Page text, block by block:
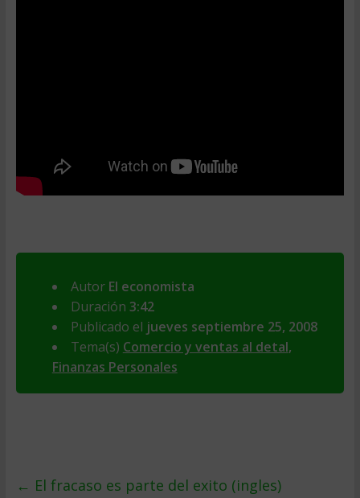
Autor El economista
Duración 3:42
Publicado el jueves septiembre 25, 2008
Tema(s) Comercio y ventas al detal,
Finanzas Personales
← El fracaso es parte del exito (ingles)